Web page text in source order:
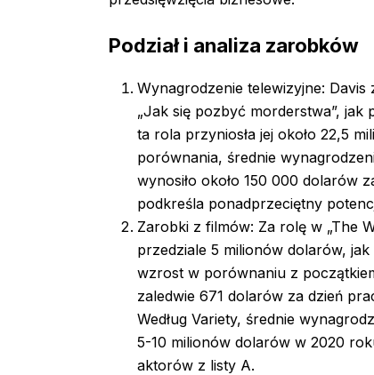
Podział i analiza zarobków
Wynagrodzenie telewizyjne:
„Jak się pozbyć morderstwa”, jak
ta rola przyniosła jej około 22,5
porównania, średnie
wynosiło około 150 000 dolarów
podkreśla ponadprzeciętny
Zarobki z filmów: Za rolę w „The
przedziale 5 milionów dolarów,
wzrost w porównaniu z
zaledwie 671 dolarów za dzień
Według Variety, średnie
5-10 milionów dolarów w 2020
aktorów z listy A.